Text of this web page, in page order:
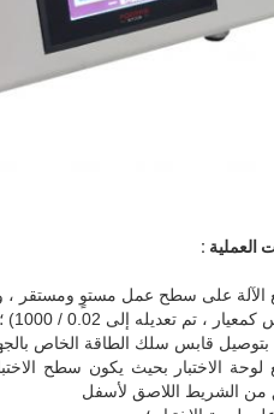
العملية :
، تم تعديله إلى 0.02 / 1000) ؛
لوحة الاختبار بحيث يكون سطح
من الشريط اللاصق لأسفل